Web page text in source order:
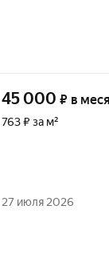
45 000 ₽ в
763 ₽ за м²
27 июля 2026